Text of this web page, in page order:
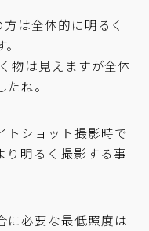
は全体的に明るく
物は見えますが全体
ね。
トショット撮影時で
り明るく撮影する事
に必要な最低照度は